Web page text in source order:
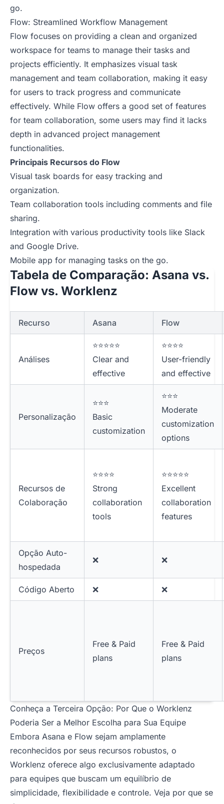
go.
Flow: Streamlined Workflow Management
Flow focuses on providing a clean and organized
workspace for teams to manage their tasks and
projects efficiently. It emphasizes visual task
management and team collaboration, making it easy
for users to track progress and communicate
effectively. While Flow offers a good set of features
for team collaboration, some users may find it lacks
depth in advanced project management
functionalities.
Principais Recursos do Flow
Visual task boards for easy tracking and
organization.
Team collaboration tools including comments and file
sharing.
Integration with various productivity tools like Slack
and Google Drive.
Mobile app for managing tasks on the go.
Tabela de Comparação: Asana vs.
Flow vs. Worklenz
Recurso Asana Flow
Análises
⭐⭐⭐⭐⭐
Clear and
effective
⭐⭐⭐⭐
User-friendly
and effective
Personalização
⭐⭐⭐
Basic
customization
⭐⭐⭐
Moderate
customization
options
Recursos de
Colaboração
⭐⭐⭐⭐
Strong
collaboration
tools
⭐⭐⭐⭐⭐
Excellent
collaboration
features
Opção Auto-
hospedada
❌ ❌
Código Aberto ❌ ❌
Preços
Free & Paid
plans
Free & Paid
plans
Conheça a Terceira Opção: Por Que o Worklenz
Poderia Ser a Melhor Escolha para Sua Equipe
Embora Asana e Flow sejam amplamente
reconhecidos por seus recursos robustos, o
Worklenz oferece algo exclusivamente adaptado
para equipes que buscam um equilíbrio de
simplicidade, flexibilidade e controle. Veja por que se